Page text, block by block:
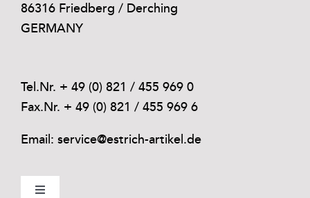
86316 Friedberg / Derching
GERMANY
Tel.Nr. + 49 (0) 821 / 455 969 0
Fax.Nr. + 49 (0) 821 / 455 969 6
Email: service@estrich-artikel.de